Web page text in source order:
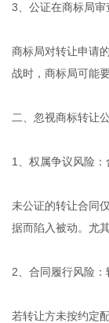
3、公证在商标局审
商标局对转让申请
战时，商标局可能
二、忽视商标转让
1、权属争议风险
未公证的转让合同
据而陷入被动。尤
2、合同履行风险
若转让方未按约定